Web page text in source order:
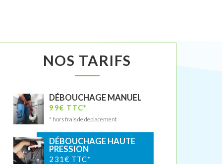
NOS TARIFS
DÉBOUCHAGE MANUEL
99€ TTC*
* hors frais de déplacement
DÉBOUCHAGE HAUTE
PRESSION
231€ TTC*